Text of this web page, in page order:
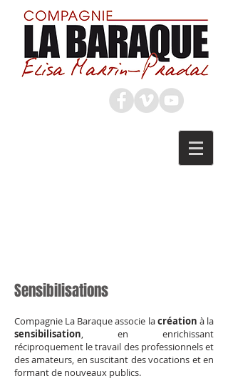
Sensibilisations
Compagnie La Baraque associe lacréation à la
sensibilisation, en enrichissant
réciproquement le travail des professionnels et
des amateurs, en suscitant des vocations et en
formant de nouveaux publics.